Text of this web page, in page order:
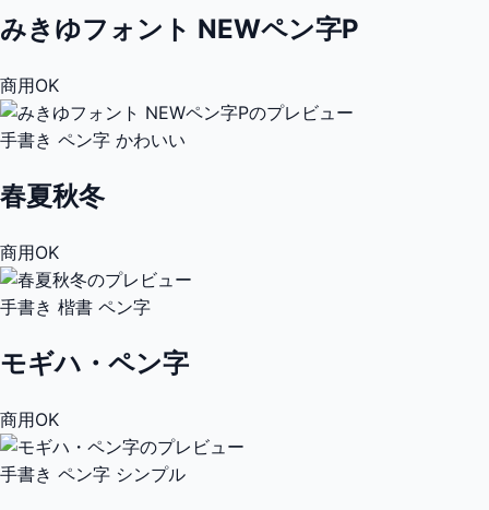
みきゆフォント NEWペン字P
商用OK
手書き ペン字 かわいい
春夏秋冬
商用OK
手書き 楷書 ペン字
モギハ・ペン字
商用OK
手書き ペン字 シンプル